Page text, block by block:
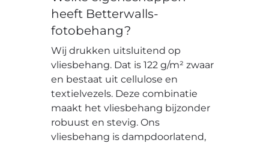
heeft Betterwalls-
fotobehang?
Wij drukken uitsluitend op
vliesbehang. Dat is 122 g/m² zwaar
en bestaat uit cellulose en
textielvezels. Deze combinatie
maakt het vliesbehang bijzonder
robuust en stevig. Ons
vliesbehang is dampdoorlatend,